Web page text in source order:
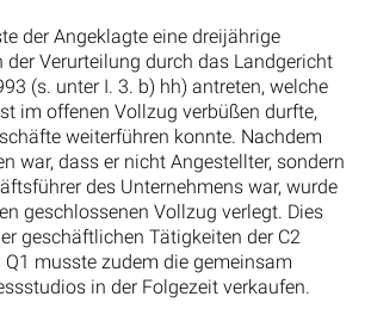
der Angeklagte eine dreijährige
der Verurteilung durch das Landgericht
(s. unter I. 3. b) hh) antreten, welche
im offenen Vollzug verbüßen durfte,
weiterführen konnte. Nachdem
war, dass er nicht Angestellter, sondern
des Unternehmens war, wurde
geschlossenen Vollzug verlegt. Dies
geschäftlichen Tätigkeiten der C2
Q1 musste zudem die gemeinsam
in der Folgezeit verkaufen.